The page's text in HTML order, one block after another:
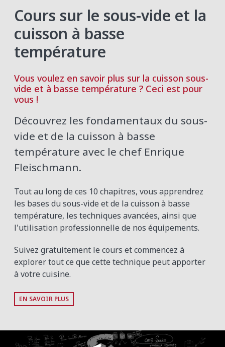
Cours sur le sous-vide et la
cuisson à basse
température
Vous voulez en savoir plus sur la cuisson sous-
vide et à basse température ? Ceci est pour
vous !
Découvrez les fondamentaux du sous-
vide et de la cuisson à basse
température avec le chef Enrique
Fleischmann.
Tout au long de ces 10 chapitres, vous apprendrez
les bases du sous-vide et de la cuisson à basse
température, les techniques avancées, ainsi que
l'utilisation professionnelle de nos équipements.
Suivez gratuitement le cours et commencez à
explorer tout ce que cette technique peut apporter
à votre cuisine.
EN SAVOIR PLUS